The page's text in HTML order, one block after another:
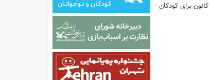
برای کودکان